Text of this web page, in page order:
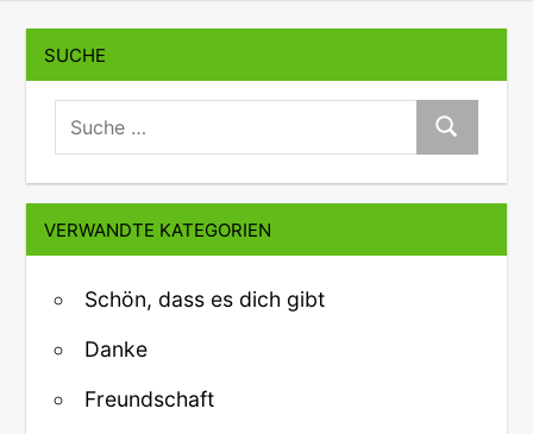
SUCHE
suche:
Suche
VERWANDTE KATEGORIEN
Schön, dass es dich gibt
Danke
Freundschaft